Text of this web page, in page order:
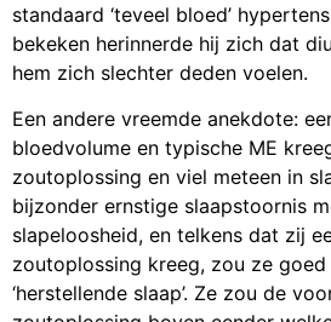
standaard ‘teveel bloed’
bekeken herinnerde hij zich dat
hem zich slechter deden voelen.
Een andere vreemde anekdote:
bloedvolume en typische ME
zoutoplossing en viel meteen in
bijzonder ernstige slaapstoornis
slapeloosheid, en telkens dat zij
zoutoplossing kreeg, zou ze goed
‘herstellende slaap’. Ze zou de